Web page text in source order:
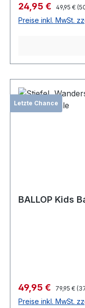
Verkaufspreis:
24,95 € Regulärer
49,95 €
Preise inkl. MwSt.
Letzte Chance
BALLOP Kids
Verkaufspreis:
49,95 € Regulärer
79,95 €
Preise inkl. MwSt.